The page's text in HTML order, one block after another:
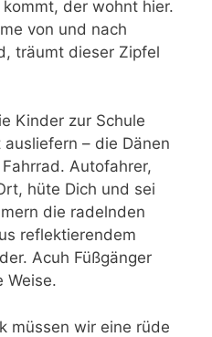
der wohnt hier.
von und nach
träumt dieser Zipfel
Kinder zur Schule
– die Dänen
Autofahrer,
hüte Dich und sei
die radelnden
reflektierendem
Acuh Füßgänger
Weise.
müssen wir eine rüde